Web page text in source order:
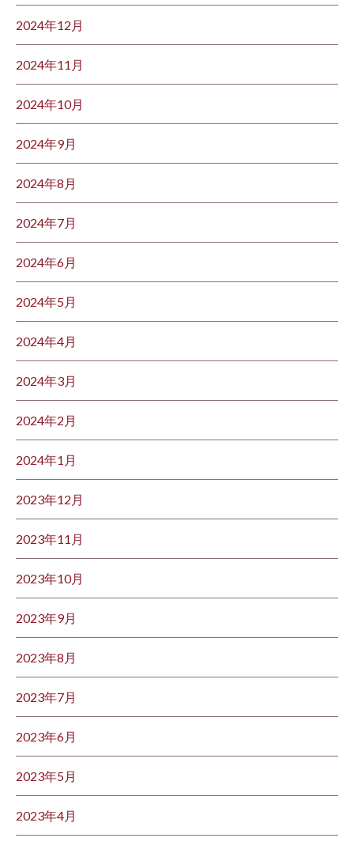
2024年12月
2024年11月
2024年10月
2024年9月
2024年8月
2024年7月
2024年6月
2024年5月
2024年4月
2024年3月
2024年2月
2024年1月
2023年12月
2023年11月
2023年10月
2023年9月
2023年8月
2023年7月
2023年6月
2023年5月
2023年4月